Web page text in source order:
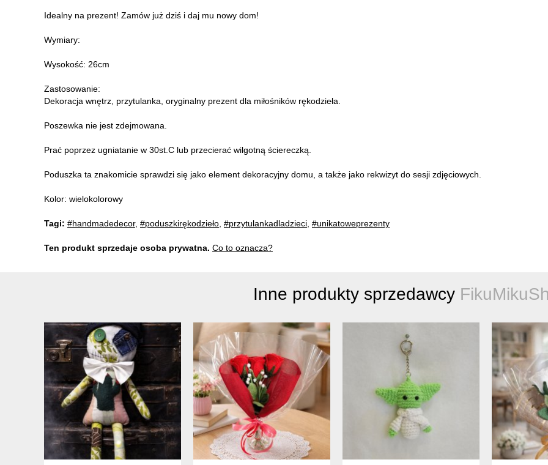
Idealny na prezent! Zamów już dziś i daj mu nowy dom!
Wymiary:
Wysokość: 26cm
Zastosowanie:
Dekoracja wnętrz, przytulanka, oryginalny prezent dla miłośników rękodzieła.
Poszewka nie jest zdejmowana.
Prać poprzez ugniatanie w 30st.C lub przecierać wilgotną ściereczką.
Poduszka ta znakomicie sprawdzi się jako element dekoracyjny domu, a także jako rekwizyt do sesji zdjęciowych.
Kolor: wielokolorowy
Tagi: #handmadedecor, #poduszkirękodzieło #przytulankadladzieci #unikatoweprezenty
Ten produkt sprzedaje osoba prywatna. Co to oznacza?
Inne produkty sprzedawcy